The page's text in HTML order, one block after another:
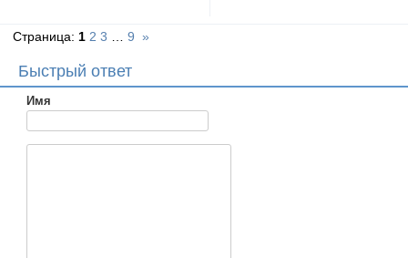
Страница:1 2 3 … 9 »
Быстрый ответ
Имя